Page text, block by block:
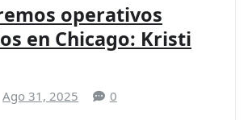
operativos
en Chicago: Kristi
Ago 31, 2025 0